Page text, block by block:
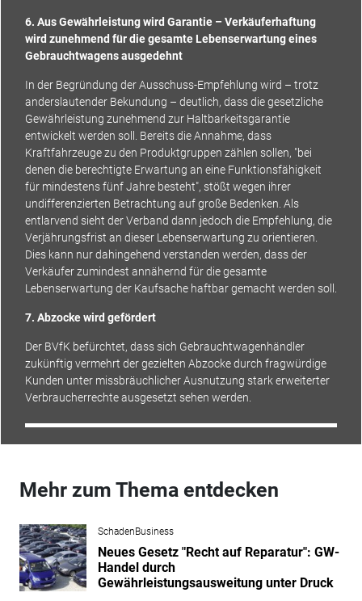
6. Aus Gewährleistung wird Garantie – Verkäuferhaftung
wird zunehmend für die gesamte Lebenserwartung eines
Gebrauchtwagens ausgedehnt
In der Begründung der Ausschuss-Empfehlung wird – trotz
anderslautender Bekundung – deutlich, dass die gesetzliche
Gewährleistung zunehmend zur Haltbarkeitsgarantie
entwickelt werden soll. Bereits die Annahme, dass
Kraftfahrzeuge zu den Produktgruppen zählen sollen, "bei
denen die berechtigte Erwartung an eine Funktionsfähigkeit
für mindestens fünf Jahre besteht", stößt wegen ihrer
undifferenzierten Betrachtung auf große Bedenken. Als
entlarvend sieht der Verband dann jedoch die Empfehlung, die
Verjährungsfrist an dieser Lebenserwartung zu orientieren.
Dies kann nur dahingehend verstanden werden, dass der
Verkäufer zumindest annähernd für die gesamte
Lebenserwartung der Kaufsache haftbar gemacht werden soll.
7. Abzocke wird gefördert
Der BVfK befürchtet, dass sich Gebrauchtwagenhändler
zukünftig vermehrt der gezielten Abzocke durch fragwürdige
Kunden unter missbräuchlicher Ausnutzung stark erweiterter
Verbraucherrechte ausgesetzt sehen werden.
Mehr zum Thema entdecken
SchadenBusiness
Neues Gesetz "Recht auf Reparatur": GW-
Handel durch
Gewährleistungsausweitung unter Druck